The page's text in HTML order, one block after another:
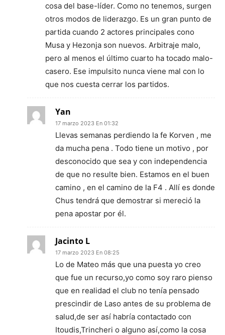
cosa del base-líder. Como no tenemos, surgen
otros modos de liderazgo. Es un gran punto de
partida cuando 2 actores principales cono
Musa y Hezonja son nuevos. Arbitraje malo,
pero al menos el último cuarto ha tocado malo-
casero. Ese impulsito nunca viene mal con lo
que nos cuesta cerrar los partidos.
Yan
17 marzo 2023 En 01:32
Llevas semanas perdiendo la fe Korven , me
da mucha pena . Todo tiene un motivo , por
desconocido que sea y con independencia
de que no resulte bien. Estamos en el buen
camino , en el camino de la F4 . Allí es donde
Chus tendrá que demostrar si mereció la
pena apostar por él.
Jacinto L
17 marzo 2023 En 08:25
Lo de Mateo más que una puesta yo creo
que fue un recurso,yo como soy raro pienso
que en realidad el club no tenía pensado
prescindir de Laso antes de su problema de
salud,de ser así habría contactado con
Itoudis,Trincheri o alguno así,como la cosa